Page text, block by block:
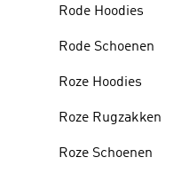
Rode Hoodies
Rode Schoenen
Roze Hoodies
Roze Rugzakken
Roze Schoenen